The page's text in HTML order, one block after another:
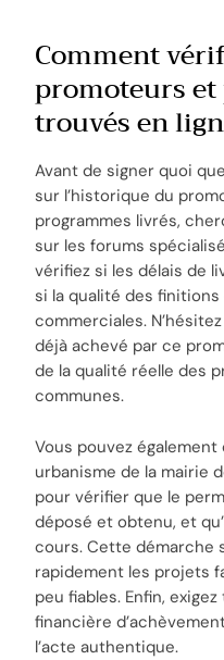
Comment
promoteurs
trouvés en
Avant de signer quoi
sur l’historique du
programmes livrés,
sur les forums
vérifiez si les délais de
si la qualité des
commerciales.
déjà achevé par ce
de la qualité réelle des
communes.
Vous pouvez
urbanisme de la mairie
pour vérifier que le
déposé et obtenu, et
cours. Cette démarche
rapidement les projets
peu fiables. Enfin,
financière
l’acte authentique.